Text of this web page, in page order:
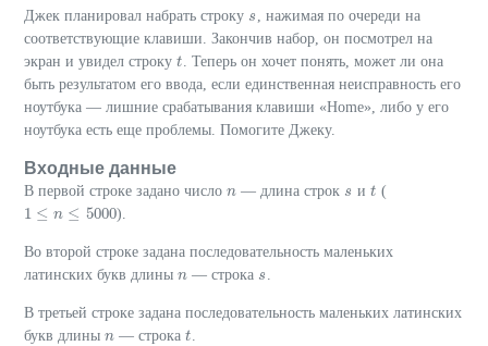
Джек планировал набрать строку s
s
, нажимая по очереди на
соответствующие клавиши. Закончив набор, он посмотрел на
экран и увидел строку t
t
. Теперь он хочет понять, может ли она
быть результатом его ввода, если единственная неисправность его
ноутбука — лишние срабатывания клавиши «Home», либо у его
ноутбука есть еще проблемы. Помогите Джеку.
Входные данные
В первой строке задано число n
n — длина строк s
s иt
t (
1 ≤ n ≤ 5000
1 ≤n ≤5000 ).
Во второй строке задана последовательность маленьких
латинских букв длины n
n — строка s
s
В третьей строке задана последовательность маленьких латинских
букв длины n
n — строкаt
t